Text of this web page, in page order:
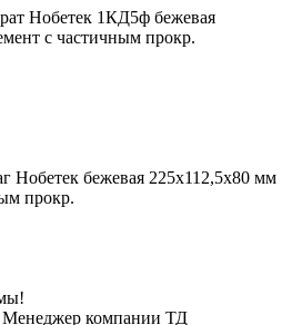
Нобетек 1КД5ф бежевая
с частичным прокр.
Нобетек бежевая 225х112,5х80 мм
прокр.
Менеджер компании ТД